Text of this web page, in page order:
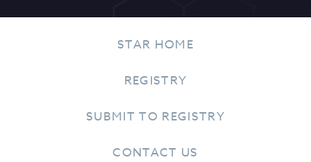
STAR HOME
REGISTRY
SUBMIT TO REGISTRY
CONTACT US